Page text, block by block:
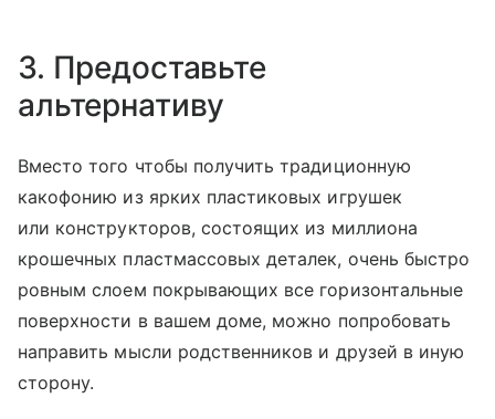
3. Предоставьте
альтернативу
Вместо того чтобы получить традиционную
какофонию из ярких пластиковых игрушек
или конструкторов, состоящих из миллиона
крошечных пластмассовых деталек, очень быстро
ровным слоем покрывающих все горизонтальные
поверхности в вашем доме, можно попробовать
направить мысли родственников и друзей в иную
сторону.